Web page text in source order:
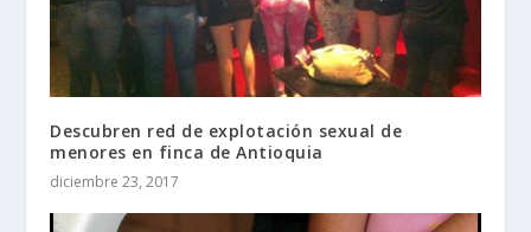
Descubren red de explotación sexual de
menores en finca de Antioquia
diciembre 23, 2017